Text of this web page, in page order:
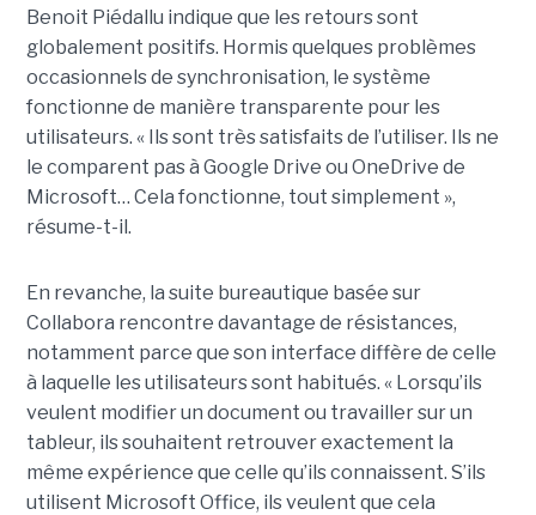
Benoit Piédallu indique que les retours sont
globalement positifs. Hormis quelques problèmes
occasionnels de synchronisation, le système
fonctionne de manière transparente pour les
utilisateurs. « Ils sont très satisfaits de l’utiliser. Ils ne
le comparent pas à Google Drive ou OneDrive de
Microsoft… Cela fonctionne, tout simplement »,
résume-t-il.
En revanche, la suite bureautique basée sur
Collabora rencontre davantage de résistances,
notamment parce que son interface diffère de celle
à laquelle les utilisateurs sont habitués. « Lorsqu’ils
veulent modifier un document ou travailler sur un
tableur, ils souhaitent retrouver exactement la
même expérience que celle qu’ils connaissent. S’ils
utilisent Microsoft Office, ils veulent que cela